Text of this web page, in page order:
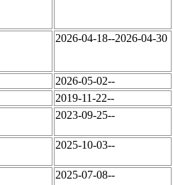
2026-04-18--2026-04-30
2026-05-02--
2019-11-22--
2023-09-25--
2025-10-03--
2025-07-08--